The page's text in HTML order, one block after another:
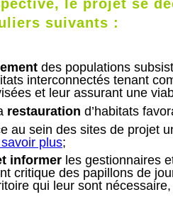
le projet se
suivants :
des populations
interconnectés tenant
et leur assurant une
restauration d’habitats
au sein des sites de projet
plus;
informer les gestionnaires
critique des papillons de
qui leur sont